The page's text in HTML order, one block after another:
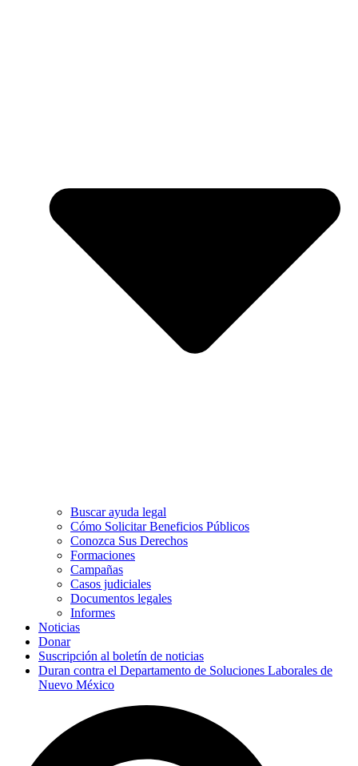
Buscar ayuda legal
Cómo Solicitar Beneficios Públicos
Conozca Sus Derechos
Formaciones
Campañas
Casos judiciales
Documentos legales
Informes
Noticias
Donar
Suscripción al boletín de noticias
Duran contra el Departamento de Soluciones Laborales de
Nuevo México